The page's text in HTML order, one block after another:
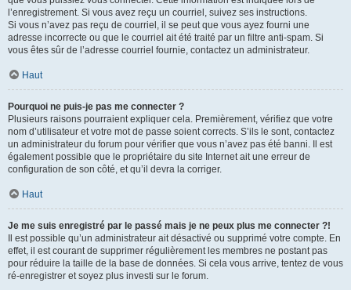
l’enregistrement. Si vous avez reçu un courriel, suivez ses instructions.
Si vous n’avez pas reçu de courriel, il se peut que vous ayez fourni une
adresse incorrecte ou que le courriel ait été traité par un filtre anti-spam. Si
vous êtes sûr de l’adresse courriel fournie, contactez un administrateur.
Haut
Pourquoi ne puis-je pas me connecter ?
Plusieurs raisons pourraient expliquer cela. Premièrement, vérifiez que votre
nom d’utilisateur et votre mot de passe soient corrects. S’ils le sont, contactez
un administrateur du forum pour vérifier que vous n’avez pas été banni. Il est
également possible que le propriétaire du site Internet ait une erreur de
configuration de son côté, et qu’il devra la corriger.
Haut
Je me suis enregistré par le passé mais je ne peux plus me connecter ?!
Il est possible qu’un administrateur ait désactivé ou supprimé votre compte. En
effet, il est courant de supprimer régulièrement les membres ne postant pas
pour réduire la taille de la base de données. Si cela vous arrive, tentez de vous
ré-enregistrer et soyez plus investi sur le forum.